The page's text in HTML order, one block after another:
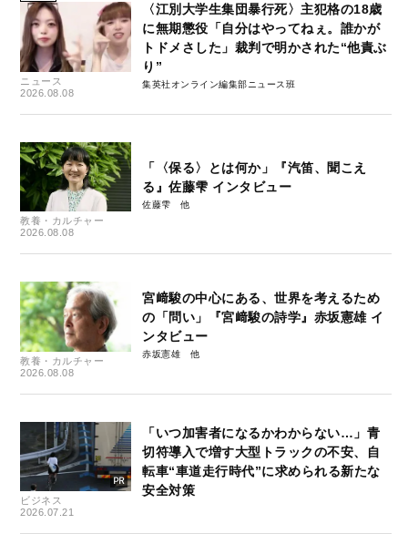
ニュース
2026.08.08
〈江別大学生集団暴行死〉主犯格の18歳
に無期懲役「自分はやってねぇ。誰かが
トドメさした」裁判で明かされた“他責ぶ
り”
集英社オンライン編集部ニュース班
教養・カルチャー
2026.08.08
「〈保る〉とは何か」『汽笛、聞こえ
る』佐藤雫 インタビュー
佐藤雫
教養・カルチャー
2026.08.08
宮﨑駿の中心にある、世界を考えるため
の「問い」『宮﨑駿の詩学』赤坂憲雄 イ
ンタビュー
赤坂憲雄
ビジネス
2026.07.21
「いつ加害者になるかわからない…」青
切符導入で増す大型トラックの不安、自
転車“車道走行時代”に求められる新たな
安全対策